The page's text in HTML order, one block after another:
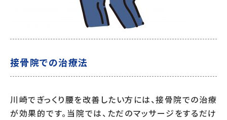
接骨院での治療法
川崎でぎっくり腰を改善したい方には、接骨院での治療
が効果的です。当院では、ただのマッサージをするだけ